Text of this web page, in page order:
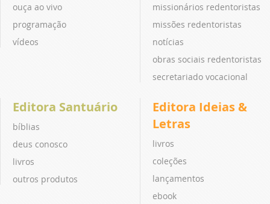
ouça ao vivo
programação
vídeos
missionários redentoristas
missões redentoristas
notícias
obras sociais redentoristas
secretariado vocacional
Editora Santuário
bíblias
deus conosco
livros
outros produtos
Editora Ideias &
Letras
livros
coleções
lançamentos
ebook